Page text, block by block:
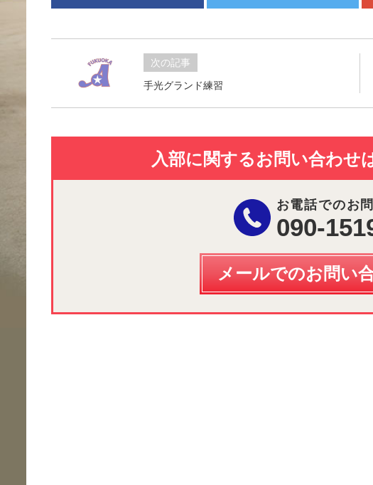
次の記事
手光グランド練習
入部に関するお問い合わせ
お電話でのお
090-
メールでのお問い